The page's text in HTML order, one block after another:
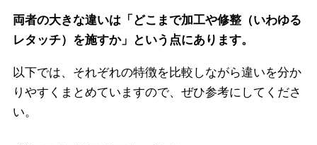
両者の大きな違いは「どこまで加工や修整（いわゆる
レタッチ）を施すか」という点にあります。
以下では、それぞれの特徴を比較しながら違いを分か
りやすくまとめていますので、ぜひ参考にしてくださ
い。